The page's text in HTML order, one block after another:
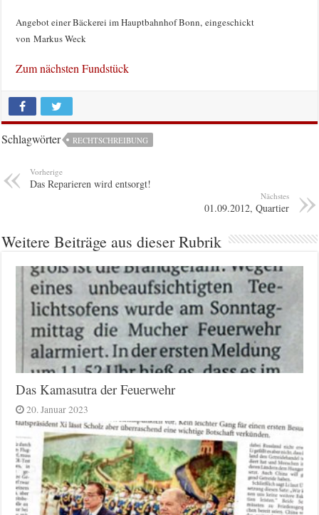
Angebot einer Bäckerei im Hauptbahnhof Bonn, eingeschickt
von Markus Weck
Zum nächsten Fundstück
Schlagwörter RECHTSCHREIBUNG
Vorherige
Das Reparieren wird entsorgt!
Nächstes
01.09.2012, Quartier
Weitere Beiträge aus dieser Rubrik
Das Kamasutra der Feuerwehr
20. Januar 2023